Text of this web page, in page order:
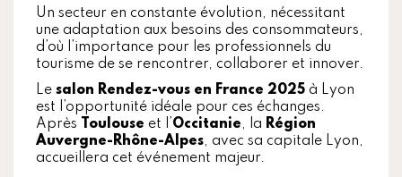
Un secteur en constante évolution, nécessitant
une adaptation aux besoins des consommateurs,
d’où l’importance pour les professionnels du
tourisme de se rencontrer, collaborer et innover.
Le salon Rendez-vous en France 2025 à Lyon
est l’opportunité idéale pour ces échanges.
Après
Toulouse et l’ Occitanie, la Région
Auvergne-Rhône-Alpes, avec sa capitale Lyon,
accueillera cet événement majeur.